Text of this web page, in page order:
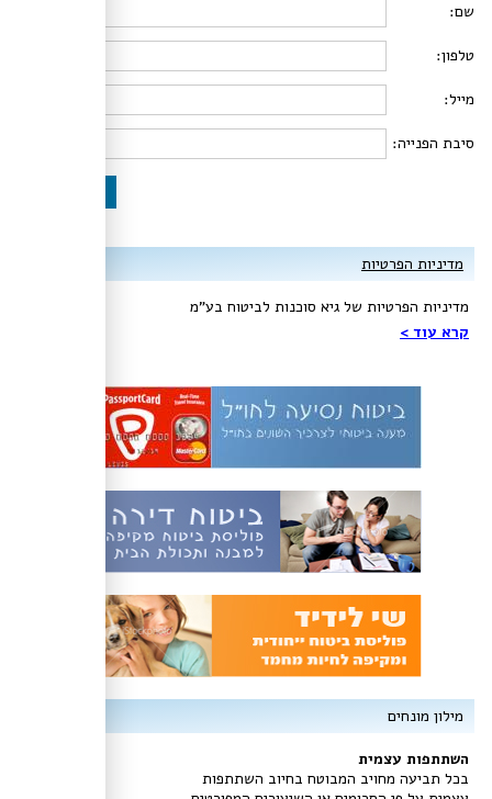
שם:
טלפון:
מייל:
סיבת הפנייה:
מדיניות הפרטיות
מדיניות הפרטיות של גיא סוכנות לביטוח בע"מ​
קרא עוד >
מילון מונחים
השתתפות עצמית
בכל תביעה מחויב המבוטח בחיוב השתתפות